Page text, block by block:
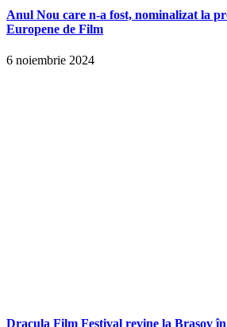
Anul Nou care n-a fost, nominalizat la
Europene de Film
6 noiembrie 2024
Dracula Film Festival revine la Brașov